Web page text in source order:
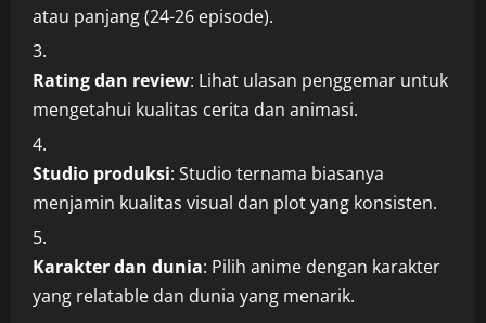
atau panjang (24-26 episode).
Rating dan review: Lihat ulasan penggemar untuk
mengetahui kualitas cerita dan animasi.
Studio produksi: Studio ternama biasanya
menjamin kualitas visual dan plot yang konsisten.
Karakter dan dunia: Pilih anime dengan karakter
yang relatable dan dunia yang menarik.